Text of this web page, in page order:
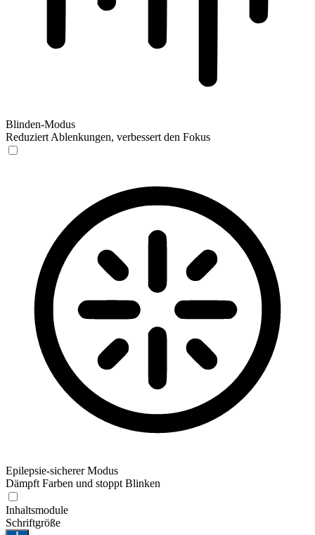
Blinden-Modus
Reduziert Ablenkungen, verbessert den Fokus
Epilepsie-sicherer Modus
Dämpft Farben und stoppt Blinken
Inhaltsmodule
Schriftgröße